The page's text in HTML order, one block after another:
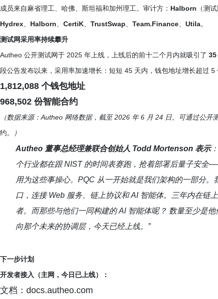
成员来自麻省理工、哈佛、斯坦福和加州理工。审计方： Halborn （测
Hydrex
Halborn CertiK TrustSwap Team.Finance Utila。
测试网采用率持续攀升
Autheo 公开测试网于 2025 年上线，上线后的前十二个月内就吸引了 35
段公告发布以来，采用率加速增长：短短 45 天内，钱包地址增长超过
1,812,088 个钱包地址
968,502 份智能合约
（数据来源：Autheo 网络数据，截至 2026 年 6 月 24 日。可通过公开
约。）
Autheo 董事总经理兼联合创始人 Todd Mortenson 表示
个行业都在跟 NIST 的时间表赛跑，抢着部署后量子安全
用为这些事操心。PQC 从一开始就是我们架构的一部分。
口，连接 Web 服务、链上协议和 AI 智能体。三年内在链
者。而那些与他们一同构建的 AI 智能体呢？ 数量至少是
向那个未来的协调层，今天已经上线。”
下一步计划
开发者接入（主网，今日已上线）：
文档：docs.autheo.com